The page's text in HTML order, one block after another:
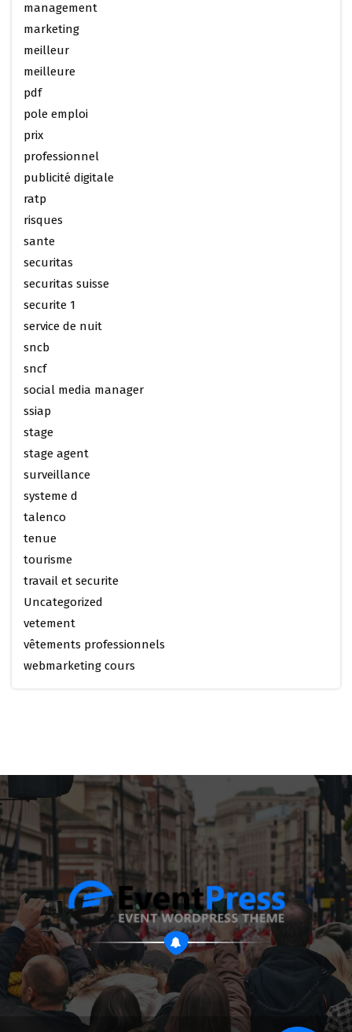
management
marketing
meilleur
meilleure
pdf
pole emploi
prix
professionnel
publicité digitale
ratp
risques
sante
securitas
securitas suisse
securite 1
service de nuit
sncb
sncf
social media manager
ssiap
stage
stage agent
surveillance
systeme d
talenco
tenue
tourisme
travail et securite
Uncategorized
vetement
vêtements professionnels
webmarketing cours